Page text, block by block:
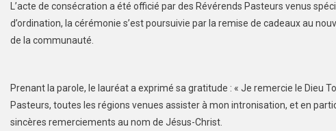
L’acte de consécration a été officié par des Révérends Pasteurs venus
d’ordination, la cérémonie s’est poursuivie par la remise de cadeaux au
de la communauté.
Prenant la parole, le lauréat a exprimé sa gratitude : « Je remercie le Dieu
Pasteurs, toutes les régions venues assister à mon intronisation, et en
sincères remerciements au nom de Jésus-Christ.